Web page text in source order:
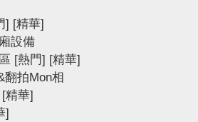
] [精華]
設備
[熱門] [精華]
翻拍Mon相
[精華]
]